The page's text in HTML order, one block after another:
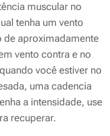
muscular no
tenha um vento
de aproximadamente
vento contra e no
você estiver no
uma cadencia
a intensidade, use
recuperar.